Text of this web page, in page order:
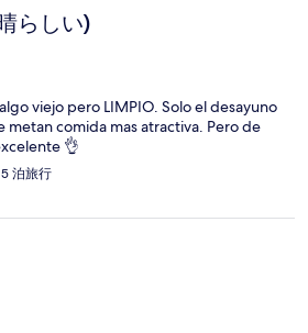
らしい)
viejo pero LIMPIO. Solo el desayuno
metan comida mas atractiva. Pero de
👌
泊旅行